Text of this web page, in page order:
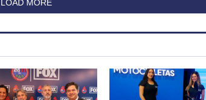
LOAD MORE